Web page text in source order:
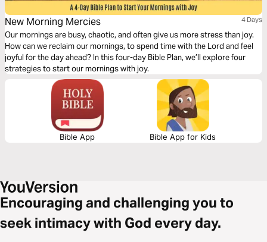
New Morning Mercies 4 Days
Our mornings are busy, chaotic, and often give us more stress than joy.
How can we reclaim our mornings, to spend time with the Lord and feel
joyful for the day ahead? In this four-day Bible Plan, we’ll explore four
strategies to start our mornings with joy.
Bible App Bible App for Kids
Encouraging and challenging you to
seek intimacy with God every day.